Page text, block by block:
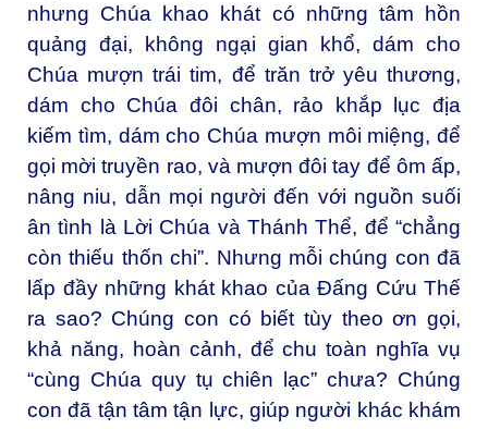
nhưng Chúa khao khát có những tâm hồn
quảng đại, không ngại gian khổ, dám cho
Chúa mượn trái tim, để trăn trở yêu thương,
dám cho Chúa đôi chân, rảo khắp lục địa
kiếm tìm, dám cho Chúa mượn môi miệng, để
gọi mời truyền rao, và mượn đôi tay để ôm ấp,
nâng niu, dẫn mọi người đến với nguồn suối
ân tình là Lời Chúa và Thánh Thể, để “chẳng
còn thiếu thốn chi”. Nhưng mỗi chúng con đã
lấp đầy những khát khao của Đấng Cứu Thế
ra sao? Chúng con có biết tùy theo ơn gọi,
khả năng, hoàn cảnh, để chu toàn nghĩa vụ
“cùng Chúa quy tụ chiên lạc” chưa? Chúng
con đã tận tâm tận lực, giúp người khác khám